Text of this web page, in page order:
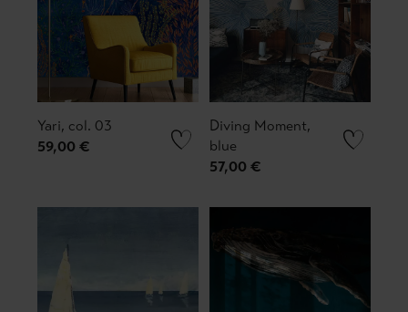
Yari, col. 03
59,00 €
Diving Moment,
blue
57,00 €